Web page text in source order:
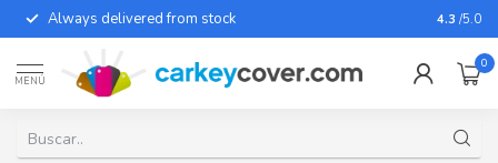
Always delivered from stock For
4.3 /5.0
MENÚ
0